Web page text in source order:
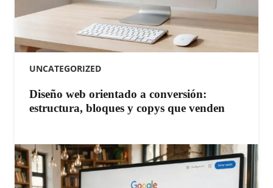
UNCATEGORIZED
Diseño web orientado a conversión:
estructura, bloques y copys que venden